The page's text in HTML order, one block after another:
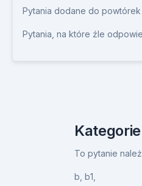
Pytania dodane do powtórek
Pytania, na które źle
To pytanie
b, b1,